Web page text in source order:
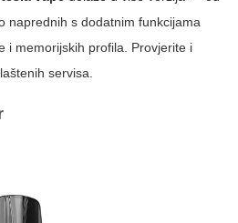
naprednih s dodatnim funkcijama
i memorijskih profila. Provjerite i
servisa.